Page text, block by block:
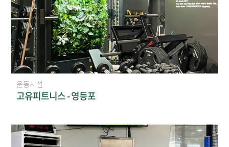
운동시설
고유피트니스 - 영등포